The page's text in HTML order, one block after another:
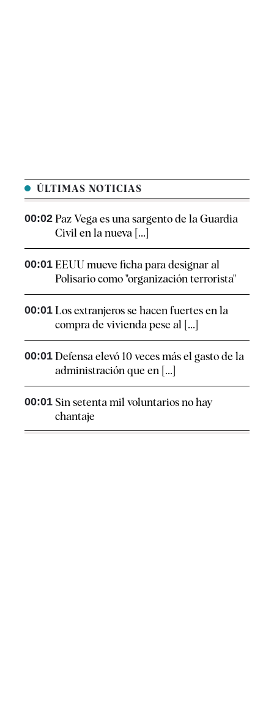
ÚLTIMAS NOTICIAS
00:02 Paz Vega es una sargento de la Guardia
Civil en la nueva [...]
00:01 EEUU mueve ficha para designar al
Polisario como "organización terrorista"
00:01 Los extranjeros se hacen fuertes en la
compra de vivienda pese al [...]
00:01 Defensa elevó 10 veces más el gasto de la
administración que en [...]
00:01 Sin setenta mil voluntarios no hay
chantaje